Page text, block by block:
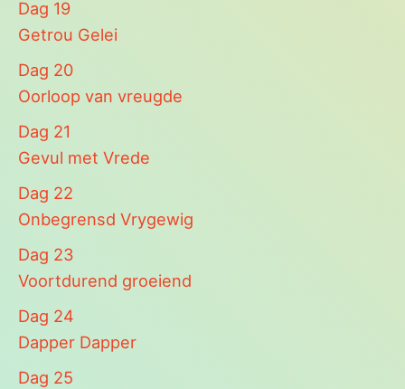
Dag 19
Getrou Gelei
Dag 20
Oorloop van vreugde
Dag 21
Gevul met Vrede
Dag 22
Onbegrensd Vrygewig
Dag 23
Voortdurend groeiend
Dag 24
Dapper Dapper
Dag 25